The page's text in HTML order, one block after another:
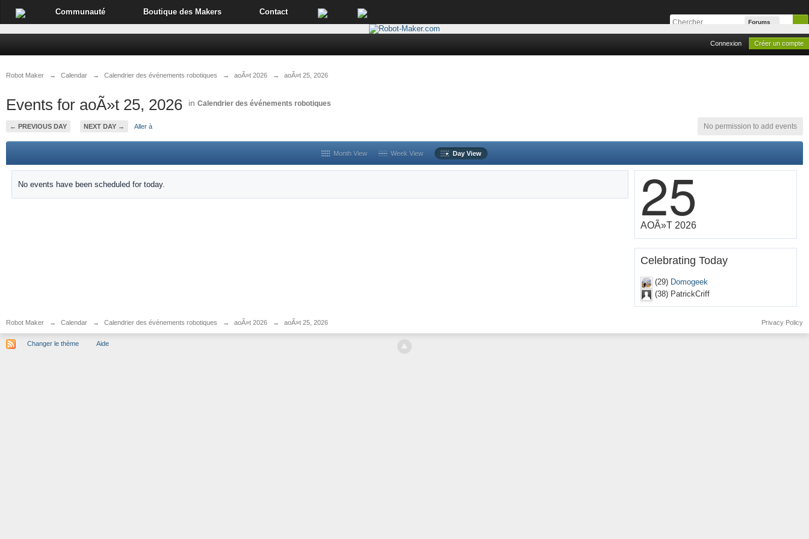
Communauté Boutique des Makers Contact
Forums
Connexion Créer un compte
Robot Maker → Calendar → Calendrier des événements robotiques → aoÃ»t 2026 → aoÃ»t 25, 2026
Events for aoÃ»t 25, 2026 in Calendrier des événements robotiques
← PREVIOUS DAY NEXT DAY → Aller à No permission to add events
Month View Week View Day View
No events have been scheduled for today. 25
AOÃ»T 2026
Celebrating Today
(29) Domogeek
(38) PatrickCriff
Robot Maker → Calendar → Calendrier des événements robotiques → aoÃ»t 2026 → aoÃ»t 25, 2026 Privacy Policy
Changer le thème Aide